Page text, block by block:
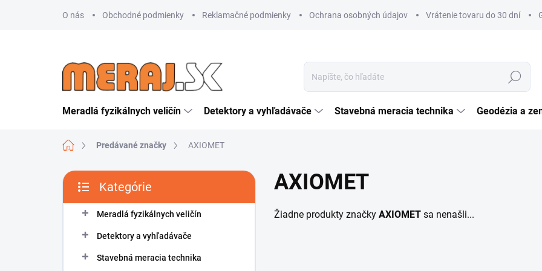
O nás Obchodné podmienky Reklamačné podmienky Ochrana osobných údajov Vrátenie tovaru do 30 dní
Hľadať
Meradlá fyzikálnych veličín Detektory a vyhľadávače Stavebná meracia technika Geodézia a
DomovPredávané značky AXIOMET
B
č
kategórie
Kategórie
Meradlá fyzikálnych veličín
Detektory a vyhľadávače
Stavebná meracia technika
AXIOMET
Žiadne produkty značky AXIOMET sa nenašli...